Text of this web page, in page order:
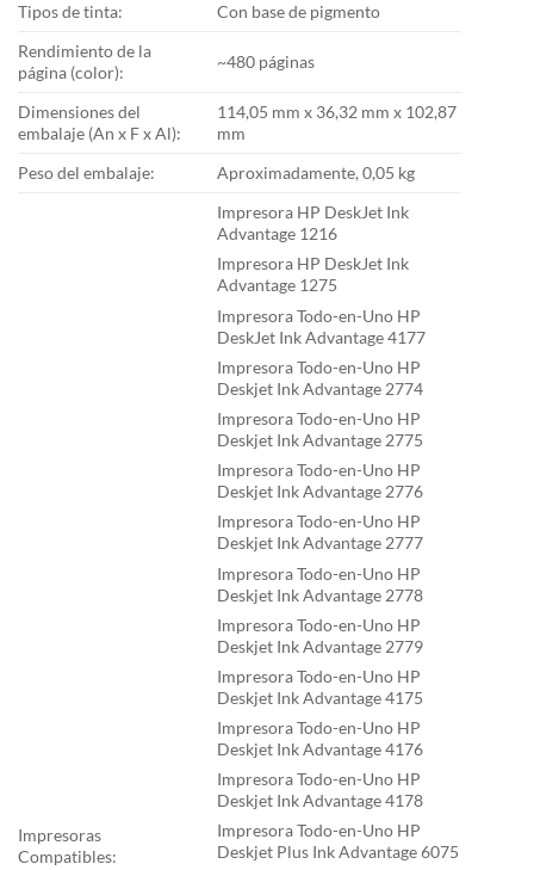
Tipos de tinta:
Con base de pigmento
Rendimiento de la
página (color):
~480 páginas
Dimensiones del
embalaje (An x F x Al):
114,05 mm x 36,32 mm x 102,87
mm
Peso del embalaje:
Aproximadamente, 0,05 kg
Impresoras
Compatibles:
Impresora HP DeskJet Ink
Advantage 1216
Impresora HP DeskJet Ink
Advantage 1275
Impresora Todo-en-Uno HP
DeskJet Ink Advantage 4177
Impresora Todo-en-Uno HP
Deskjet Ink Advantage 2774
Impresora Todo-en-Uno HP
Deskjet Ink Advantage 2775
Impresora Todo-en-Uno HP
Deskjet Ink Advantage 2776
Impresora Todo-en-Uno HP
Deskjet Ink Advantage 2777
Impresora Todo-en-Uno HP
Deskjet Ink Advantage 2778
Impresora Todo-en-Uno HP
Deskjet Ink Advantage 2779
Impresora Todo-en-Uno HP
Deskjet Ink Advantage 4175
Impresora Todo-en-Uno HP
Deskjet Ink Advantage 4176
Impresora Todo-en-Uno HP
Deskjet Ink Advantage 4178
Impresora Todo-en-Uno HP
Deskjet Plus Ink Advantage 6075